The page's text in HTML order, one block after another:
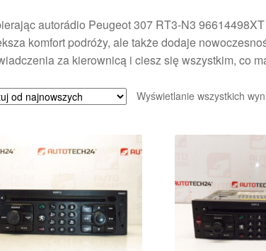
autorádio Peugeot 307 RT3-N3
komfort podróży, ale także dodaje
za kierownicą i ciesz się wszystkim, co
Wyświetlanie wszystkich